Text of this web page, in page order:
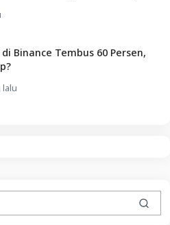
Binance Tembus 60 Persen,
lalu